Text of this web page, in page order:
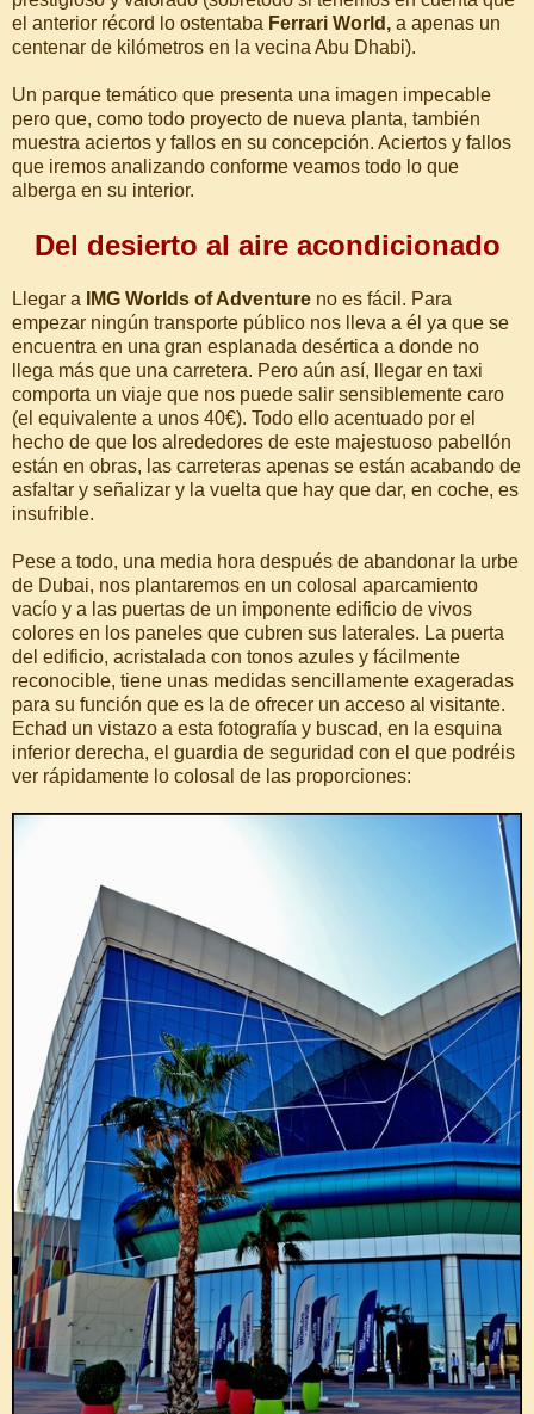
el anterior récord lo ostentaba Ferrari World, a apenas un
centenar de kilómetros en la vecina Abu Dhabi).
Un parque temático que presenta una imagen impecable
pero que, como todo proyecto de nueva planta, también
muestra aciertos y fallos en su concepción. Aciertos y fallos
que iremos analizando conforme veamos todo lo que
alberga en su interior.
Del desierto al aire acondicionado
Llegar a IMG Worlds of Adventure no es fácil. Para
empezar ningún transporte público nos lleva a él ya que se
encuentra en una gran esplanada desértica a donde no
llega más que una carretera. Pero aún así, llegar en taxi
comporta un viaje que nos puede salir sensiblemente caro
(el equivalente a unos 40€). Todo ello acentuado por el
hecho de que los alrededores de este majestuoso pabellón
están en obras, las carreteras apenas se están acabando de
asfaltar y señalizar y la vuelta que hay que dar, en coche, es
insufrible.
Pese a todo, una media hora después de abandonar la urbe
de Dubai, nos plantaremos en un colosal aparcamiento
vacío y a las puertas de un imponente edificio de vivos
colores en los paneles que cubren sus laterales. La puerta
del edificio, acristalada con tonos azules y fácilmente
reconocible, tiene unas medidas sencillamente exageradas
para su función que es la de ofrecer un acceso al visitante.
Echad un vistazo a esta fotografía y buscad, en la esquina
inferior derecha, el guardia de seguridad con el que podréis
ver rápidamente lo colosal de las proporciones: